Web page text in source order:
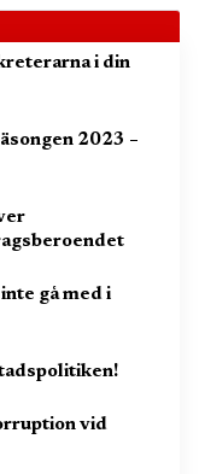
i din
2023 –
gå med i
vid